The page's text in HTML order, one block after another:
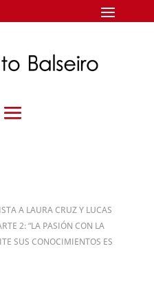
A LAURA CRUZ Y LUCAS
2: “LA PASIÓN CON LA
SUS CONOCIMIENTOS ES